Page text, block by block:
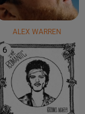
ALEX WARREN
6